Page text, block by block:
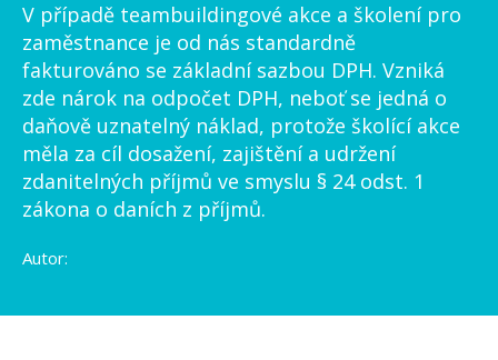
V případě teambuildingové akce a školení pro
zaměstnance je od nás standardně
fakturováno se základní sazbou DPH. Vzniká
zde nárok na odpočet DPH, neboť se jedná o
daňově uznatelný náklad, protože školící akce
měla za cíl dosažení, zajištění a udržení
zdanitelných příjmů ve smyslu § 24 odst. 1
zákona o daních z příjmů.
Autor: